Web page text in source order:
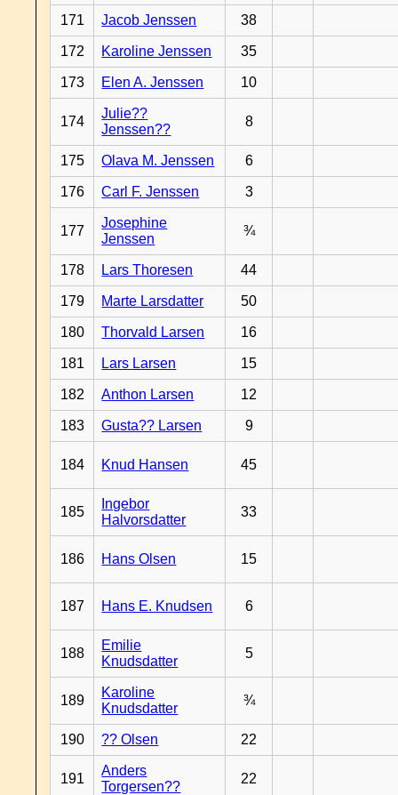
171 Jacob Jenssen 38
172 Karoline Jenssen 35
173 Elen A. Jenssen 10
174
Julie??
Jenssen??
8
175 Olava M. Jenssen 6
176 Carl F. Jenssen 3
177
Josephine
Jenssen
¾
178 Lars Thoresen 44
179 Marte Larsdatter 50
180 Thorvald Larsen 16
181 Lars Larsen 15
182 Anthon Larsen 12
183 Gusta?? Larsen 9
184 Knud Hansen 45
185
Ingebor
Halvorsdatter
33
186 Hans Olsen 15
187 Hans E. Knudsen 6
188
Emilie
Knudsdatter
5
189
Karoline
Knudsdatter
¾
190 ?? Olsen 22
191
Anders
Torgersen??
22